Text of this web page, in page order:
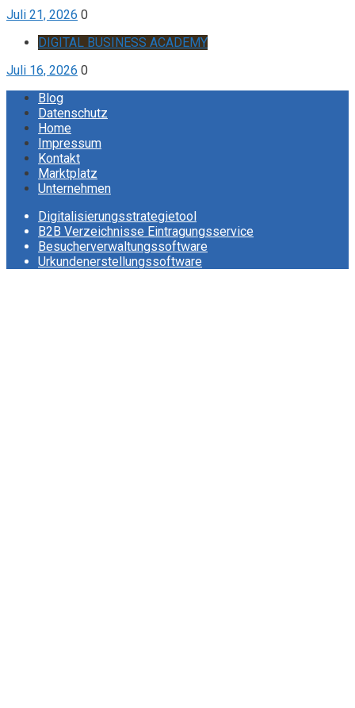
Juli 21, 2026 0
DIGITAL BUSINESS ACADEMY
Juli 16, 2026 0
Blog
Datenschutz
Home
Impressum
Kontakt
Marktplatz
Unternehmen
Digitalisierungsstrategietool
B2B Verzeichnisse Eintragungsservice
Besucherverwaltungssoftware
Urkundenerstellungssoftware